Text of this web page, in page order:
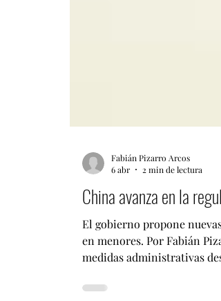
Fabián Pizarro Arcos
6 abr
2 min de lectura
China avanza en la
El gobierno propone